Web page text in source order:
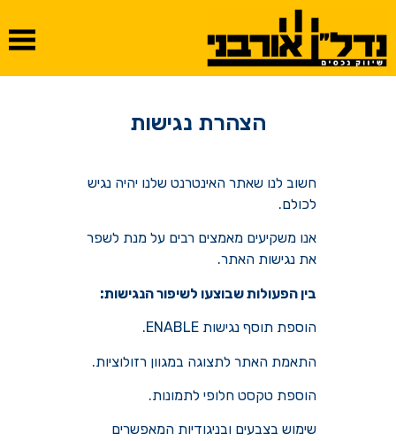
הצהרת נגישות
חשוב לנו שאתר האינטרנט שלנו יהיה נגיש
לכולם.
אנו משקיעים מאמצים רבים על מנת לשפר
את נגישות האתר.
בין הפעולות שבוצעו לשיפור הנגישות:
הוספת תוסף נגישות ENABLE.
התאמת האתר לתצוגה במגוון רזולוציות.
הוספת טקסט חלופי לתמונות.
שימוש בצבעים ובניגודיות המאפשרים